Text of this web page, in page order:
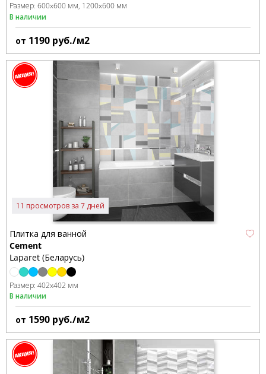
Размер: 600x600 мм 1200x600 мм
В наличии
от 1190 руб./м2
11 просмотров за 7 дней
Плитка для ванной
Cement
Laparet (Беларусь)
Размер: 402x402 мм
В наличии
от 1590 руб./м2